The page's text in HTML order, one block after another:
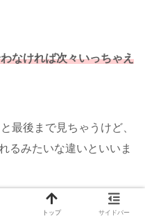
なければ次々いっちゃえ
最後まで見ちゃうけど、
るみたいな違いといいま
で読めますのでチェック
トップ サイドバー